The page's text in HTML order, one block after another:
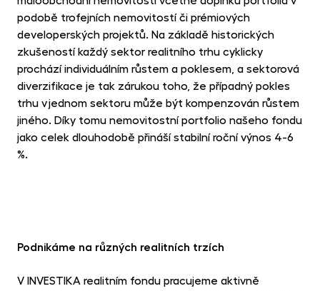
podobě trofejních nemovitostí či prémiových
developerských projektů. Na základě historických
zkušeností každý sektor realitního trhu cyklicky
prochází individuálním růstem a poklesem, a sektorová
diverzifikace je tak zárukou toho, že případný pokles
trhu v jednom sektoru může být kompenzován růstem
jiného. Díky tomu nemovitostní portfolio našeho fondu
jako celek dlouhodobě přináší stabilní roční výnos 4-6
%.
Podnikáme na různých realitních trzích
V INVESTIKA realitním fondu pracujeme aktivně